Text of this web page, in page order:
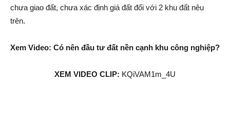
chưa giao đất, chưa xá‌c định giá đất đối với 2 khu đất nêu
trên.
Xem Video: Có nên đầu tư đất nền cạnh khu công nghiệp?
XEM VIDEO CLIP: KQiVAM1m_4U